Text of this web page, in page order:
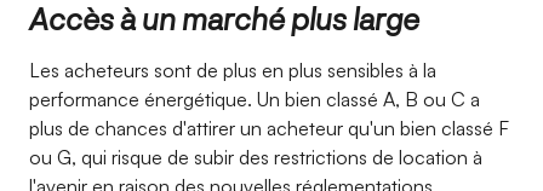
Accès à un marché plus large
Les acheteurs sont de plus en plus sensibles à la
performance énergétique. Un bien classé A, B ou C a
plus de chances d'attirer un acheteur qu'un bien classé F
ou G, qui risque de subir des restrictions de location à
l'avenir en raison des nouvelles réglementations